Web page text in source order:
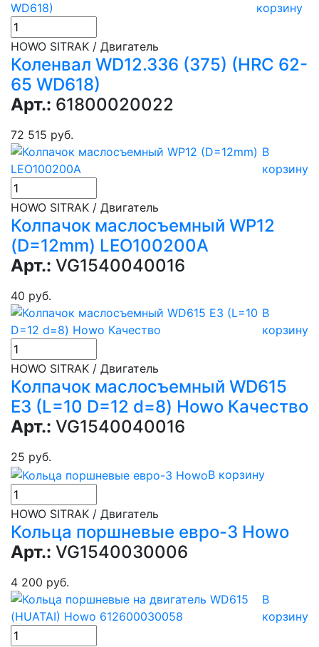
корзину
HOWO SITRAK / Двигатель
Коленвал WD12.336 (375) (HRC 62-
65 WD618)
Арт.: 61800020022
72 515 руб.
В
корзину
HOWO SITRAK / Двигатель
Колпачок маслосъемный WP12
(D=12mm) LEO100200A
Арт.: VG1540040016
40 руб.
В
корзину
HOWO SITRAK / Двигатель
Колпачок маслосъемный WD615
Е3 (L=10 D=12 d=8) Howo Качество
Арт.: VG1540040016
25 руб.
В корзину
HOWO SITRAK / Двигатель
Кольца поршневые евро-3 Howo
Арт.: VG1540030006
4 200 руб.
В
корзину